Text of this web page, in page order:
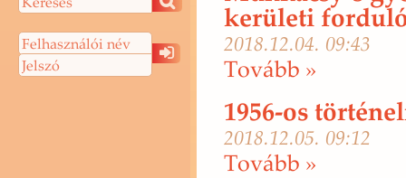
kerületi
2018.12.04. 09:43
To­vább »
1956-os
2018.12.05. 09:12
To­vább »